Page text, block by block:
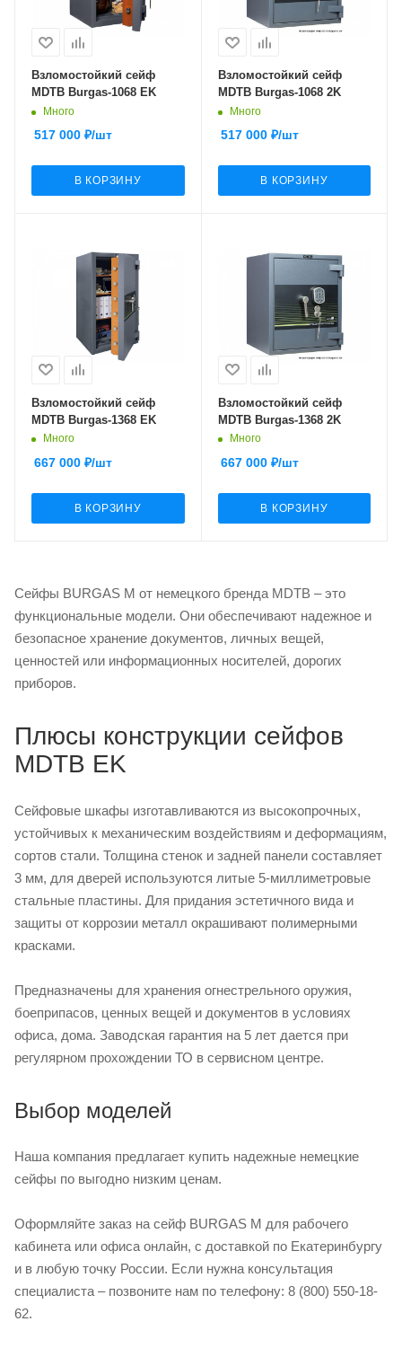
Взломостойкий сейф
MDTB Burgas-1068 EK
Много
517 000 ₽/шт
В КОРЗИНУ
Взломостойкий сейф
MDTB Burgas-1068 2K
Много
517 000₽/шт
В КОРЗИНУ
Взломостойкий сейф
MDTB Burgas-1368 EK
Много
667 000 ₽/шт
В КОРЗИНУ
Взломостойкий сейф
MDTB Burgas-1368 2K
Много
667 000₽/шт
В КОРЗИНУ
Сейфы BURGAS M от немецкого бренда MDTB – это
функциональные модели. Они обеспечивают надежное и
безопасное хранение документов, личных вещей,
ценностей или информационных носителей, дорогих
приборов.
Плюсы конструкции сейфов
MDTB EK
Сейфовые шкафы изготавливаются из высокопрочных,
устойчивых к механическим воздействиям и деформациям,
сортов стали. Толщина стенок и задней панели составляет
3 мм, для дверей используются литые 5-миллиметровые
стальные пластины. Для придания эстетичного вида и
защиты от коррозии металл окрашивают полимерными
красками.
Предназначены для хранения огнестрельного оружия,
боеприпасов, ценных вещей и документов в условиях
офиса, дома. Заводская гарантия на 5 лет дается при
регулярном прохождении ТО в сервисном центре.
Выбор моделей
Наша компания предлагает купить надежные немецкие
сейфы по выгодно низким ценам.
Оформляйте заказ на сейф BURGAS M для рабочего
кабинета или офиса онлайн, с доставкой по Екатеринбургу
и в любую точку России. Если нужна консультация
специалиста – позвоните нам по телефону: 8 (800) 550-18-
62.